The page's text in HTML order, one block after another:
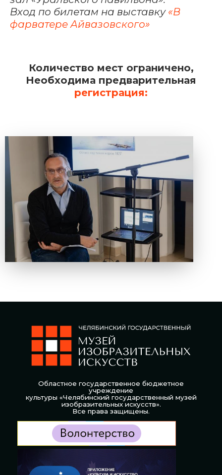
Вход по билетам на выставку «В
фарватере Айвазовского»
Количество мест ограничено,
Необходима предварительная
регистрация:
Областное государственное бюджетное
учреждение
культуры «Челябинский государственный музей
изобразительных искусств».
Все права защищены.